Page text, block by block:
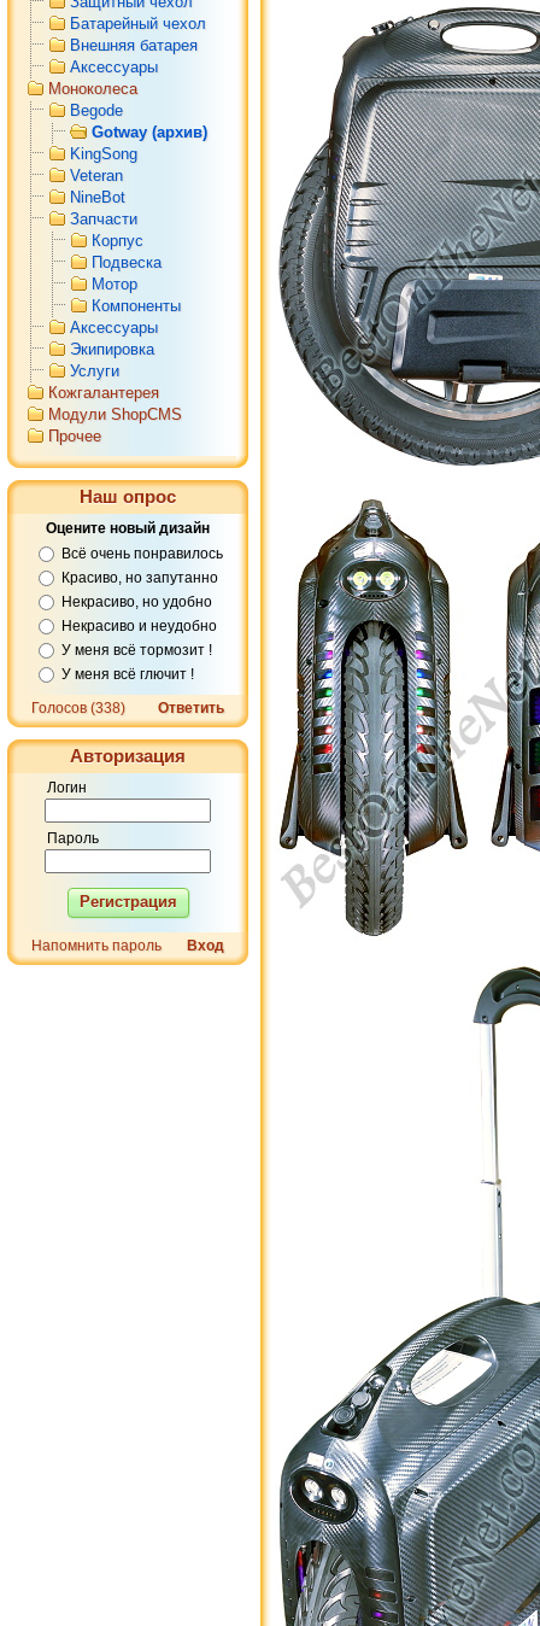
Батарейный чехол
Внешняя батарея
Аксессуары
Моноколеса
Begode
Gotway (архив)
KingSong
Veteran
NineBot
Запчасти
Корпус
Подвеска
Мотор
Компоненты
Аксессуары
Экипировка
Услуги
Кожгалантерея
Модули ShopCMS
Прочее
Наш опрос
Оцените новый дизайн
Всё очень понравилось
Красиво, но запутанно
Некрасиво, но удобно
Некрасиво и неудобно
У меня всё тормозит !
У меня всё глючит !
Голосов (338)
Ответить
Авторизация
Логин
Пароль
Регистрация
Напомнить пароль Вход